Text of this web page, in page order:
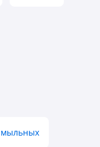
мыльных